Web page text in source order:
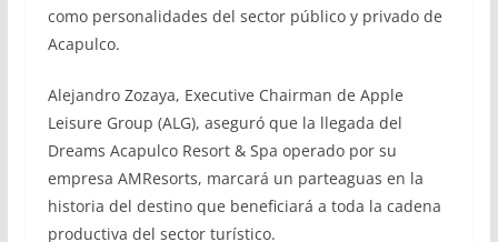
como personalidades del sector público y privado de
Acapulco.
Alejandro Zozaya, Executive Chairman de Apple
Leisure Group (ALG), aseguró que la llegada del
Dreams Acapulco Resort & Spa operado por su
empresa AMResorts, marcará un parteaguas en la
historia del destino que beneficiará a toda la cadena
productiva del sector turístico.